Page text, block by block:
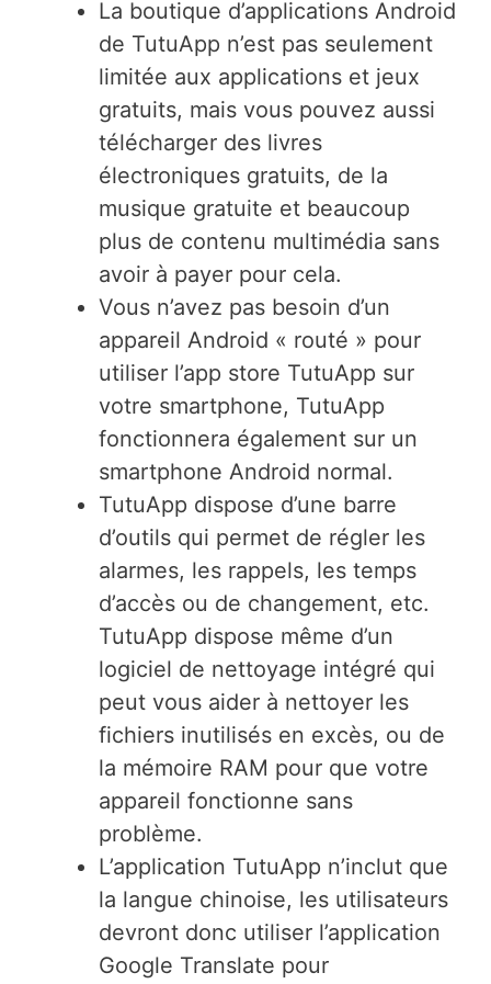
La boutique d’applications Android
de TutuApp n’est pas seulement
limitée aux applications et jeux
gratuits, mais vous pouvez aussi
télécharger des livres
électroniques gratuits, de la
musique gratuite et beaucoup
plus de contenu multimédia sans
avoir à payer pour cela.
Vous n’avez pas besoin d’un
appareil Android « routé » pour
utiliser l’app store TutuApp sur
votre smartphone, TutuApp
fonctionnera également sur un
smartphone Android normal.
TutuApp dispose d’une barre
d’outils qui permet de régler les
alarmes, les rappels, les temps
d’accès ou de changement, etc.
TutuApp dispose même d’un
logiciel de nettoyage intégré qui
peut vous aider à nettoyer les
fichiers inutilisés en excès, ou de
la mémoire RAM pour que votre
appareil fonctionne sans
problème.
L’application TutuApp n’inclut que
la langue chinoise, les utilisateurs
devront donc utiliser l’application
Google Translate pour